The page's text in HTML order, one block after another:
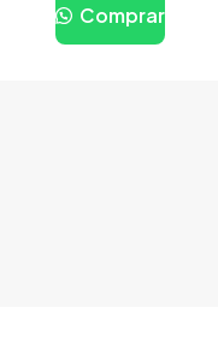
Comprar